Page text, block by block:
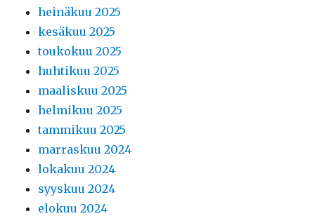
heinäkuu 2025
kesäkuu 2025
toukokuu 2025
huhtikuu 2025
maaliskuu 2025
helmikuu 2025
tammikuu 2025
marraskuu 2024
lokakuu 2024
syyskuu 2024
elokuu 2024